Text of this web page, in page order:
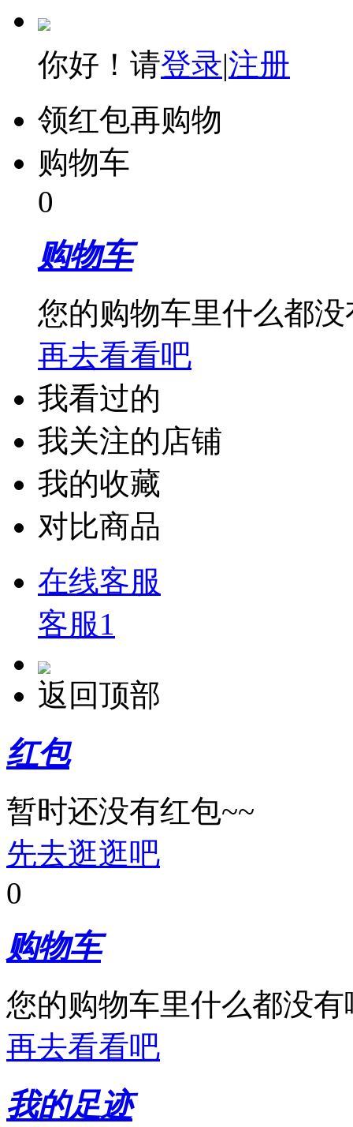
你好！请登录|注册
领红包再购物
购物车
0
购物车
您的购物车里什么都没
再去看看吧
我看过的
我关注的店铺
我的收藏
对比商品
在线客服
客服1
返回顶部
红包
暂时还没有红包~~
先去逛逛吧
0
购物车
您的购物车里什么都没有
再去看看吧
我的足迹